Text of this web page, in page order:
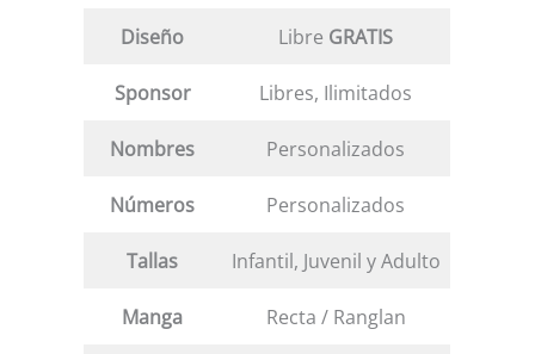
Diseño Libre GRATIS
Sponsor Libres, Ilimitados
Nombres Personalizados
Números Personalizados
Tallas Infantil, Juvenil y Adulto
Manga Recta / Ranglan